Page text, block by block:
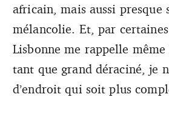
africain, mais aussi presque
mélancolie. Et, par certaines
Lisbonne me rappelle
tant que grand déraciné, je
d’endroit qui soit plus